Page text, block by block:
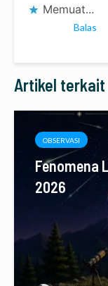
Memuat...
Balas
Artikel terkait
OBSERVASI
Fenomena
2026